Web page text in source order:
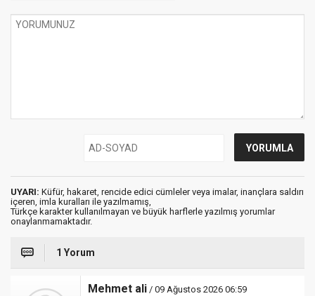
UYARI: Küfür, hakaret, rencide edici cümleler veya imalar, inançlara saldırı
içeren, imla kuralları ile yazılmamış,
Türkçe karakter kullanılmayan ve büyük harflerle yazılmış yorumlar
onaylanmamaktadır.
1 Yorum
Mehmet ali / 09 Ağustos 2026 06:59